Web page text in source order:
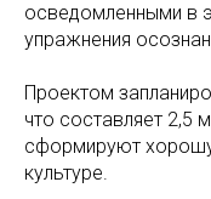
осведомленными в
упражнения
Проектом
что составляет 2,5
сформируют
культуре.